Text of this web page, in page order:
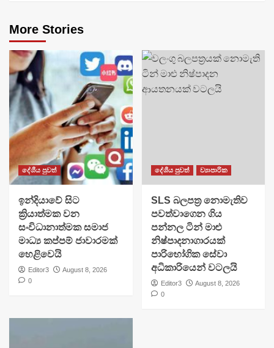
More Stories
දේශීය පුවත්
​ඉන්දියාවේ සිට
ක්‍රියාත්මක වන
සංවිධානාත්මක සමාජ
මාධ්‍ය කප්පම් ජාවාරමක්
හෙළිවෙයි
Editor3
August 8, 2026
0
දේශීය පුවත් ව්‍යාපාරික
SLS බලපත්‍ර නොමැතිව
පවත්වාගෙන ගිය
පන්නල ටින් මාළු
නිෂ්පාදනාගාරයක්
පාරිභෝගික සේවා
අධිකාරියෙන් වටලයි
Editor3
August 8, 2026
0